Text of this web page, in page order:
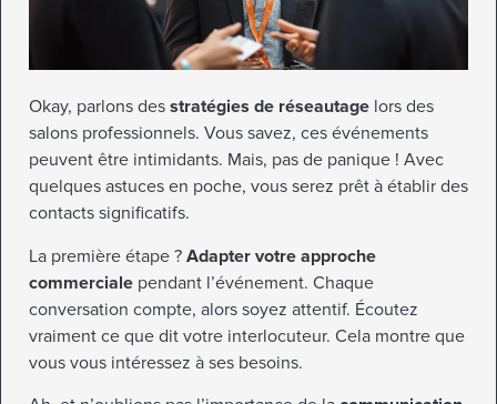
Okay, parlons des stratégies de réseautage lors des
salons professionnels. Vous savez, ces événements
peuvent être intimidants. Mais, pas de panique ! Avec
quelques astuces en poche, vous serez prêt à établir des
contacts significatifs.
La première étape ? Adapter votre approche
commerciale pendant l’événement. Chaque
conversation compte, alors soyez attentif. Écoutez
vraiment ce que dit votre interlocuteur. Cela montre que
vous vous intéressez à ses besoins.